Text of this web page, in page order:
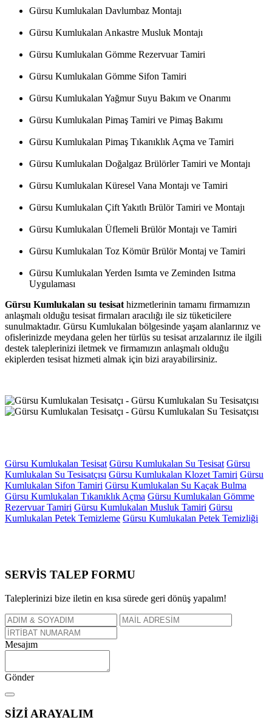
Gürsu Kumlukalan Davlumbaz Montajı
Gürsu Kumlukalan Ankastre Musluk Montajı
Gürsu Kumlukalan Gömme Rezervuar Tamiri
Gürsu Kumlukalan Gömme Sifon Tamiri
Gürsu Kumlukalan Yağmur Suyu Bakım ve Onarımı
Gürsu Kumlukalan Pimaş Tamiri ve Pimaş Bakımı
Gürsu Kumlukalan Pimaş Tıkanıklık Açma ve Tamiri
Gürsu Kumlukalan Doğalgaz Brülörler Tamiri ve Montajı
Gürsu Kumlukalan Küresel Vana Montajı ve Tamiri
Gürsu Kumlukalan Çift Yakıtlı Brülör Tamiri ve Montajı
Gürsu Kumlukalan Üflemeli Brülör Montajı ve Tamiri
Gürsu Kumlukalan Toz Kömür Brülör Montaj ve Tamiri
Gürsu Kumlukalan Yerden Isımta ve Zeminden Isıtma
Uygulaması
Gürsu Kumlukalan su tesisat hizmetlerinin tamamı firmamızın
anlaşmalı olduğu tesisat firmaları aracılığı ile siz tüketicilere
sunulmaktadır. Gürsu Kumlukalan bölgesinde yaşam alanlarınız ve
ofislerinizde meydana gelen her türlüs su tesisat arızalarınız ile ilgili
destek taleplerinizi iletmek ve firmamızın anlaşmalı olduğu
ekiplerden tesisat hizmeti almak için bizi arayabilirsiniz.
Gürsu Kumlukalan Tesisat Gürsu Kumlukalan Su Tesisat Gürsu
Kumlukalan Su Tesisatçısı Gürsu Kumlukalan Klozet Tamiri Gürsu
Kumlukalan Sifon Tamiri Gürsu Kumlukalan Su Kaçak Bulma
Gürsu Kumlukalan Tıkanıklık Açma Gürsu Kumlukalan Gömme
Rezervuar Tamiri Gürsu Kumlukalan Musluk Tamiri Gürsu
Kumlukalan Petek Temizleme Gürsu Kumlukalan Petek Temizliği
SERVİS TALEP FORMU
Taleplerinizi bize iletin en kısa sürede geri dönüş yapalım!
Mesajım
Gönder
SİZİARAYALIM